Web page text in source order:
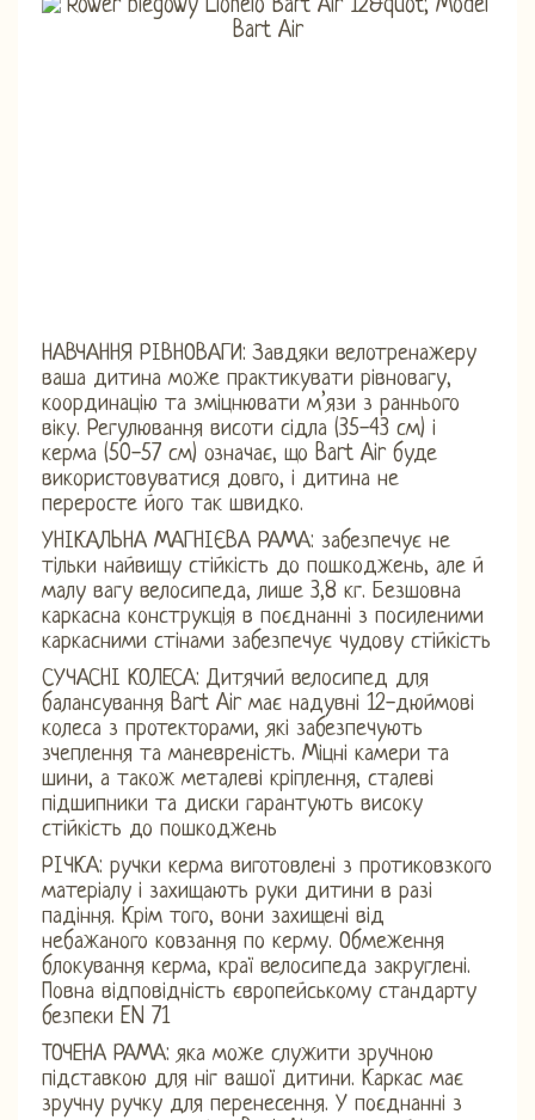
НАВЧАННЯ РІВНОВАГИ: Завдяки велотренажеру
ваша дитина може практикувати рівновагу,
координацію та зміцнювати м’язи з раннього
віку. Регулювання висоти сідла (35-43 см) і
керма (50-57 см) означає, що Bart Air буде
використовуватися довго, і дитина не
переросте його так швидко.
УНІКАЛЬНА МАГНІЄВА РАМА: забезпечує не
тільки найвищу стійкість до пошкоджень, але й
малу вагу велосипеда, лише 3,8 кг. Безшовна
каркасна конструкція в поєднанні з посиленими
каркасними стінами забезпечує чудову стійкість
СУЧАСНІ КОЛЕСА: Дитячий велосипед для
балансування Bart Air має надувні 12-дюймові
колеса з протекторами, які забезпечують
зчеплення та маневреність. Міцні камери та
шини, а також металеві кріплення, сталеві
підшипники та диски гарантують високу
стійкість до пошкоджень
РІЧКА: ручки керма виготовлені з протиковзкого
матеріалу і захищають руки дитини в разі
падіння. Крім того, вони захищені від
небажаного ковзання по керму. Обмеження
блокування керма, краї велосипеда закруглені.
Повна відповідність європейському стандарту
безпеки EN 71
ТОЧЕНА РАМА: яка може служити зручною
підставкою для ніг вашої дитини. Каркас має
зручну ручку для перенесення. У поєднанні з